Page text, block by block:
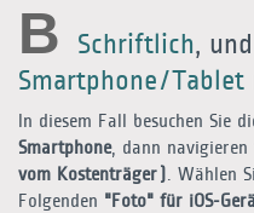
B Schriftlich,
Smartphone/Tablet
In diesem Fall besuchen Sie
Smartphone, dann navigieren
vom Kostenträger) . Wählen
Folgenden "Foto" für iOS-